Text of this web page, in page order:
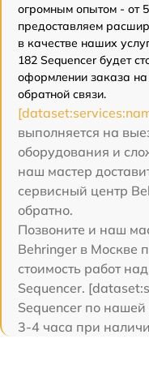
огромным опытом - от
предоставляем
в качестве наших
182 Sequencer будет
оформлении заказа
обратной связи.
выполняется на
оборудования и
наш мастер
сервисный центр
обратно.
Позвоните и наш
Behringer в Москве
стоимость работ
Sequencer.
Sequencer по нашей
3-4 часа при